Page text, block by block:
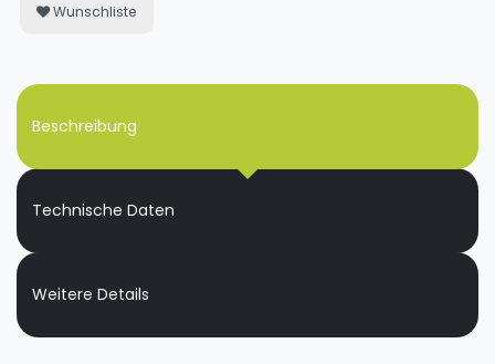
Wunschliste
Beschreibung
Technische Daten
Weitere Details